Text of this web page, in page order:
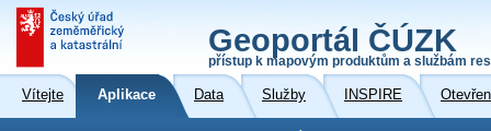
Geoportál ČÚZK
přístup k mapovým produktům a službám
Vítejte Aplikace Data Služby INSPIRE